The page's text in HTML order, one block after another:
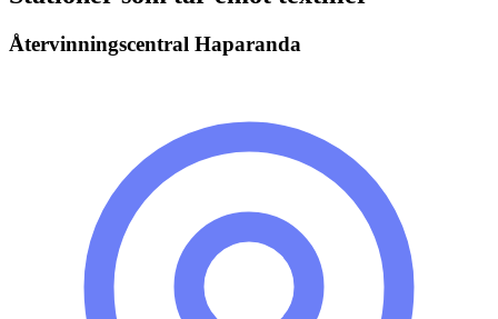
Återvinningscentral Haparanda